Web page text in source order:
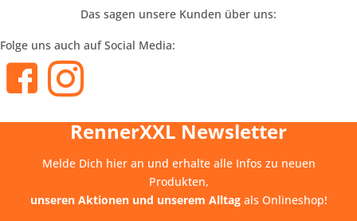
Das sagen unsere Kunden über uns:
Folge uns auch auf Social Media:
RennerXXL Newsletter
Melde Dich hier an und erhalte alle Infos zu neuen
Produkten,
unseren Aktionen und unserem Alltagals Onlineshop!